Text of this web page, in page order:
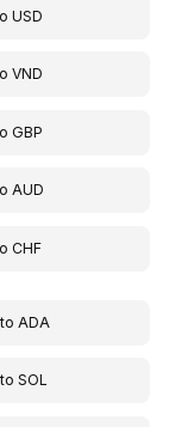
USD
VND
GBP
AUD
CHF
ADA
SOL